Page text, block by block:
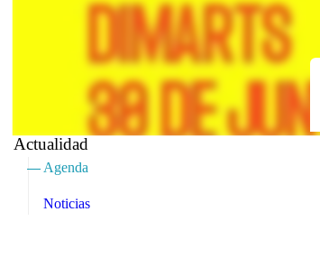
Actualidad
Agenda
Noticias